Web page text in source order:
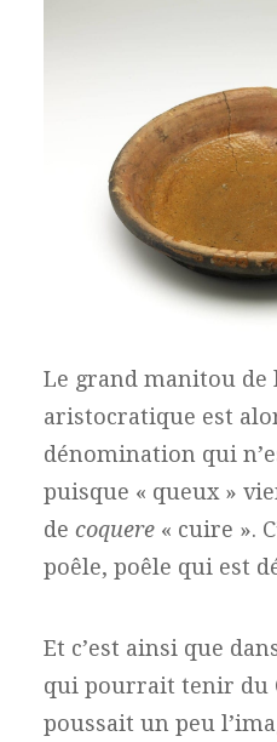
Le grand manitou de
aristocratique est
dénomination qui
puisque « queux »
de coquere « cuire ».
poêle, poêle qui est
Et c’est ainsi que
qui pourrait tenir du
poussait un peu